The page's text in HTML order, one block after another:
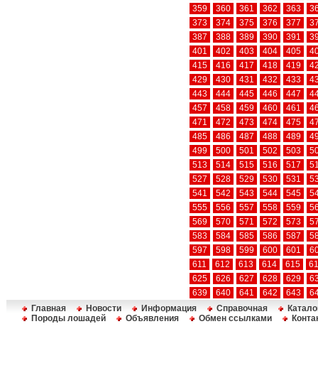
359
360 361 362 363
373
374 375 376 377
387
388 389 390 391
401
402 403 404 405
415
416 417 418 419
429
430 431 432 433
443
444 445 446 447
457
458 459 460 461
471
472 473 474 475
485
486 487 488 489
499
500 501 502 503
513
514 515 516 517
527
528 529 530 531
541
542 543 544 545
555
556 557 558 559
569
570 571 572 573
583
584 585 586 587
597
598 599 600 601
611
612 613 614 615
625
626 627 628 629
639
640 641 642 643
Главная
Новости Информация Справочная
Породы лошадей
Объявления Обмен ссылками